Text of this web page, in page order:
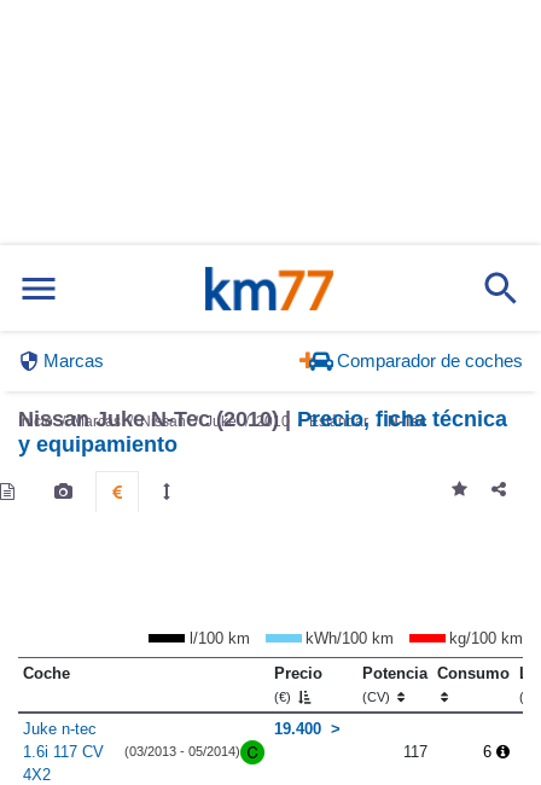
Marcas Comparador de coches
Inicio Marcas Nissan Juke 2010 Estándar N-Tec
Nissan Juke N-Tec (2010) | Precio, ficha técnica
y equipamiento
l/100 km kWh/100 km
kg/100 km
Coche
Precio
(€)
Potencia
(CV)
Consumo
Juke n-tec
1.6i 117 CV
4X2
(03/2013 - 05/2014)
19.400
117
6